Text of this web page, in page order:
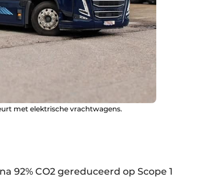
met elektrische vrachtwagens.
92% CO2 gereduceerd op Scope 1